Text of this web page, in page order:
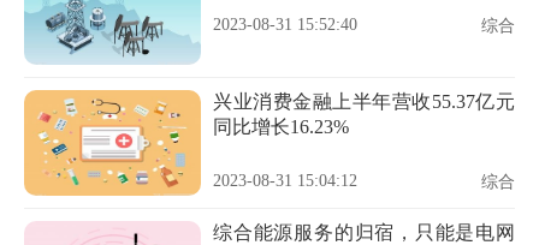
2023-08-31 15:52:40 综合
兴业消费金融上半年营收55.37亿元
同比增长16.23%
2023-08-31 15:04:12 综合
综合能源服务的归宿，只能是电网